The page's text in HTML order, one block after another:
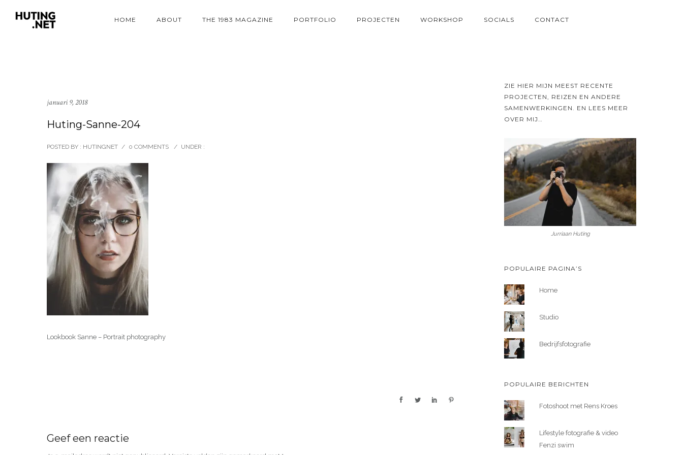
HOME ABOUT THE 1983 MAGAZINE PORTFOLIO PROJECTEN WORKSHOP SOCIALS CONTACT
januari 9, 2018
Huting-Sanne-204
POSTED BY : HUTINGNET / 0 COMMENTS / UNDER :
Lookbook Sanne – Portrait photography
Geef een reactie
ZIE HIER MIJN MEEST RECENTE
PROJECTEN, REIZEN EN ANDERE
SAMENWERKINGEN. EN LEES MEER
OVER MIJ…
Jurriaan Huting
POPULAIRE PAGINA’S
Home
Studio
Bedrijfsfotografie
POPULAIRE BERICHTEN
Fotoshoot met Rens Kroes
Lifestyle fotografie & video
Fenzi swim